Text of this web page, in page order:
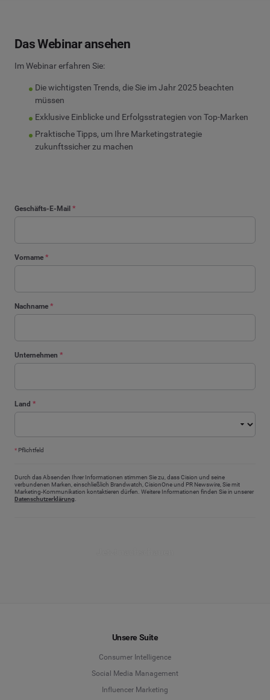
Geschäfts-E-Mail *
Vorname *
Nachname *
Unternehmen *
Land *
* Pflichtfeld
Durch das Absenden Ihrer Informationen stimmen Sie zu, dass Cision und seine
verbundenen Marken, einschließlich Brandwatch, CisionOne und PR Newswire, Sie mit
Marketing-Kommunikation kontaktieren dürfen. Weitere Informationen finden Sie in unserer
Datenschutzerklärung.
Das Webinar ansehen
Im Webinar erfahren Sie:
Die wichtigsten Trends, die Sie im Jahr 2025 beachten
müssen
Exklusive Einblicke und Erfolgsstrategien von Top-Marken
Praktische Tipps, um Ihre Marketingstrategie
zukunftssicher zu machen
Unsere Suite
Consumer Intelligence
Social Media Management
Influencer Marketing